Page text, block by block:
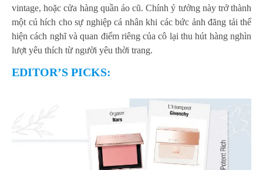
vintage, hoặc cửa hàng quần áo cũ. Chính ý tưởng này trở thành
một cú hích cho sự nghiệp cá nhân khi các bức ảnh đăng tải thể
hiện cách nghĩ và quan điểm riêng của cô lại thu hút hàng nghìn
lượt yêu thích từ người yêu thời trang.
EDITOR’S PICKS: